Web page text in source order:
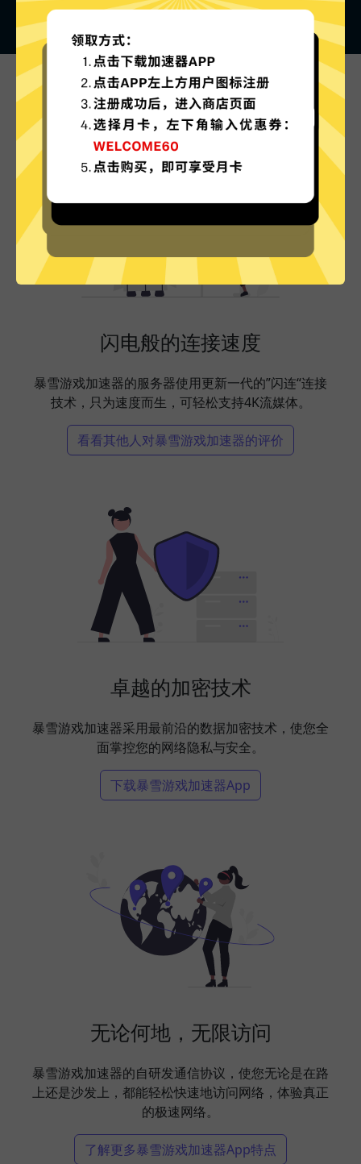
暴雪游戏加速器的特色
闪电般的连接速度
暴雪游戏加速器的服务器使用更新一代的”闪连“连接
技术，只为速度而生，可轻松支持4K流媒体。
看看其他人对暴雪游戏加速器的评价
卓越的加密技术
暴雪游戏加速器采用最前沿的数据加密技术，使您全
面掌控您的网络隐私与安全。
下载暴雪游戏加速器App
无论何地，无限访问
暴雪游戏加速器的自研发通信协议，使您无论是在路
上还是沙发上，都能轻松快速地访问网络，体验真正
的极速网络。
了解更多暴雪游戏加速器App特点